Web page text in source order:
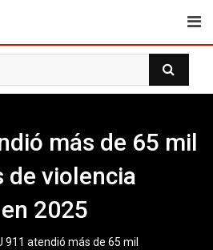
más de 65 mil
de violencia
2025
911 atendió más de 65 mil